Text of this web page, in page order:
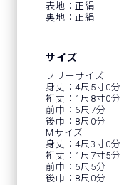
表地：正絹
裏地：正絹
サイズ
フリーサイズ
身丈：4尺5寸0分
裄丈：1尺8寸0分
前巾：6尺7分
後巾：8尺0分
Mサイズ
身丈：4尺3寸0分
裄丈：1尺7寸5分
前巾：6尺5分
後巾：8尺0分